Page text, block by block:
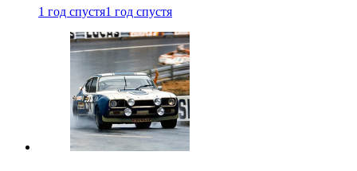
1 год спустя1 год спустя